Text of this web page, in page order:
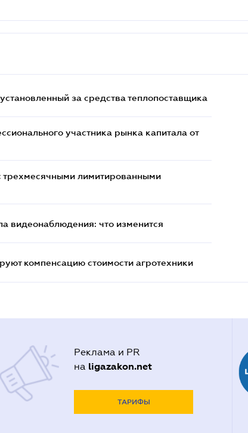
за средства теплопоставщика
участника рынка капитала от
трехмесячными лимитированными
видеонаблюдения: что изменится
компенсацию стоимости агротехники
Реклама и PR
на ligazakon.net
ТАРИФЫ